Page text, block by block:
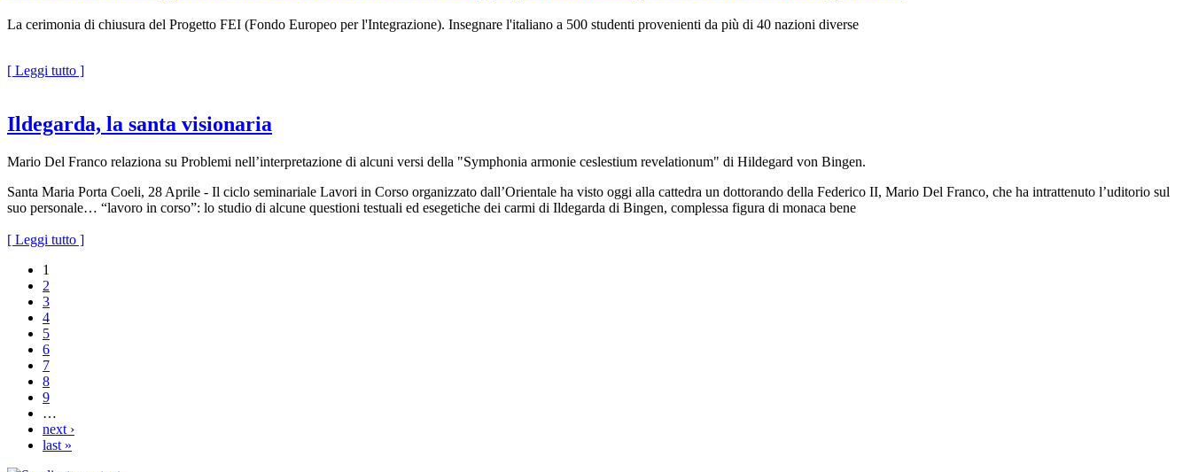
La cerimonia di chiusura del Progetto FEI (Fondo Europeo per l'Integrazione). Insegnare l'italiano a 500 studenti provenienti da più di 40 nazioni diverse
[ Leggi tutto ]
Ildegarda, la santa visionaria
Mario Del Franco relaziona su Problemi nell’interpretazione di alcuni versi della "Symphonia armonie ceslestium revelationum" di Hildegard von Bingen.
Santa Maria Porta Coeli, 28 Aprile - Il ciclo seminariale Lavori in Corso organizzato dall’Orientale ha visto oggi alla cattedra un dottorando della Federico II, Mario Del Franco, che ha intrattenuto l’uditorio sul
suo personale… “lavoro in corso”: lo studio di alcune questioni testuali ed esegetiche dei carmi di Ildegarda di Bingen, complessa figura di monaca bene
[ Leggi tutto ]
1
2
3
4
5
6
7
8
9
…
next ›
last »